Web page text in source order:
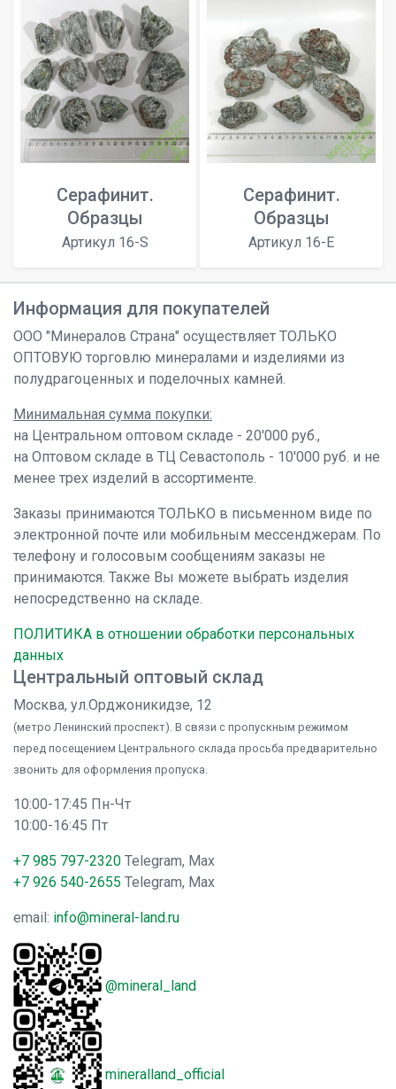
Серафинит.
Образцы
Артикул 16-S
Серафинит.
Образцы
Артикул 16-E
Информация для покупателей
ООО "Минералов Страна" осуществляет ТОЛЬКО
ОПТОВУЮ торговлю минералами и изделиями из
полудрагоценных и поделочных камней.
Минимальная сумма покупки:
на Центральном оптовом складе - 20'000 руб.,
на Оптовом складе в ТЦ Севастополь - 10'000 руб. и не
менее трех изделий в ассортименте.
Заказы принимаются ТОЛЬКО в письменном виде по
электронной почте или мобильным мессенджерам. По
телефону и голосовым сообщениям заказы не
принимаются. Также Вы можете выбрать изделия
непосредственно на складе.
ПОЛИТИКА в отношении обработки персональных
данных
Центральный оптовый склад
Москва, ул.Орджоникидзе, 12
(метро Ленинский проспект). В связи с пропускным режимом
перед посещением Центрального склада просьба предварительно
звонить для оформления пропуска.
10:00-17:45 Пн-Чт
10:00-16:45 Пт
+7 985 797-2320 Telegram, Max
+7 926 540-2655 Telegram, Max
email: info@mineral-land.ru
@mineral_land
mineralland_official